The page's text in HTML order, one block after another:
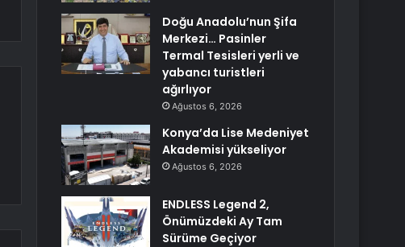
Doğu Anadolu’nun Şifa
Merkezi… Pasinler
Termal Tesisleri yerli ve
yabancı turistleri
ağırlıyor
Ağustos 6, 2026
Konya’da Lise Medeniyet
Akademisi yükseliyor
Ağustos 6, 2026
ENDLESS Legend 2,
Önümüzdeki Ay Tam
Sürüme Geçiyor